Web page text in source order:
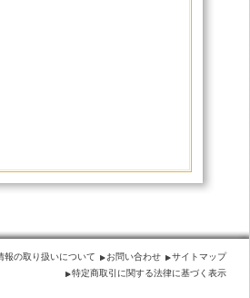
サイトマップ
お問い合わせ
報の取り扱いについて
特定商取引に関する法律に基づく表示